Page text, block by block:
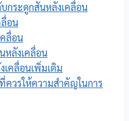
บกระดูกสันหลังเคลื่อน
อน
ลื่อน
หลังเคลื่อน
คลื่อนเพิ่มเติม
ควรให้ความสำคัญในการ